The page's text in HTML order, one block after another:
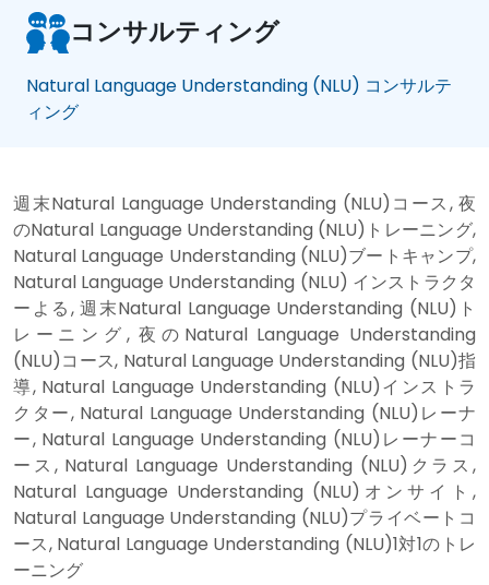
コンサルティング
Natural Language Understanding (NLU) コンサルテ
ィング
週末Natural Language Understanding (NLU)コース, 夜
のNatural Language Understanding (NLU)トレーニング,
Natural Language Understanding (NLU)ブートキャンプ,
Natural Language Understanding (NLU) インストラクタ
ーよる, 週末Natural Language Understanding (NLU)ト
レーニング, 夜のNatural Language Understanding
(NLU)コース, Natural Language Understanding (NLU)指
導, Natural Language Understanding (NLU)インストラ
クター, Natural Language Understanding (NLU)レーナ
ー, Natural Language Understanding (NLU)レーナーコ
ース, Natural Language Understanding (NLU)クラス,
Natural Language Understanding (NLU)オンサイト,
Natural Language Understanding (NLU)プライベートコ
ース, Natural Language Understanding (NLU)1対1のトレ
ーニング